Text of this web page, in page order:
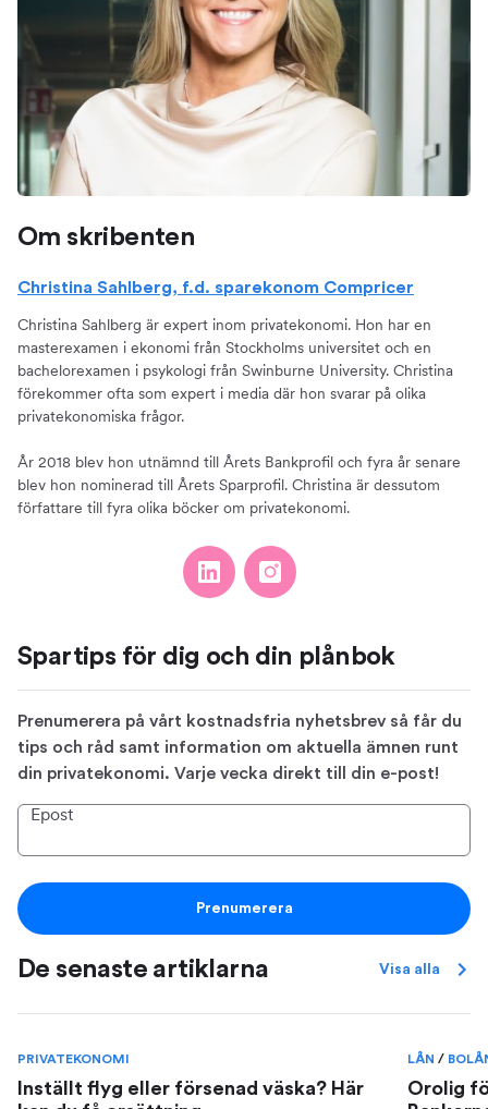
Om skribenten
Christina Sahlberg, f.d. sparekonom Compricer
Christina Sahlberg är expert inom privatekonomi. Hon har en
masterexamen i ekonomi från Stockholms universitet och en
bachelorexamen i psykologi från Swinburne University. Christina
förekommer ofta som expert i media där hon svarar på olika
privatekonomiska frågor.
År 2018 blev hon utnämnd till Årets Bankprofil och fyra år senare
blev hon nominerad till Årets Sparprofil. Christina är dessutom
författare till fyra olika böcker om privatekonomi.
Spartips för dig och din plånbok
Prenumerera på vårt kostnadsfria nyhetsbrev så får du
tips och råd samt information om aktuella ämnen runt
din privatekonomi. Varje vecka direkt till din e-post!
Epost
Prenumerera
De senaste artiklarna Visa alla
PRIVATEKONOMI
Inställt flyg eller försenad väska? Här
LÅN/
Orolig